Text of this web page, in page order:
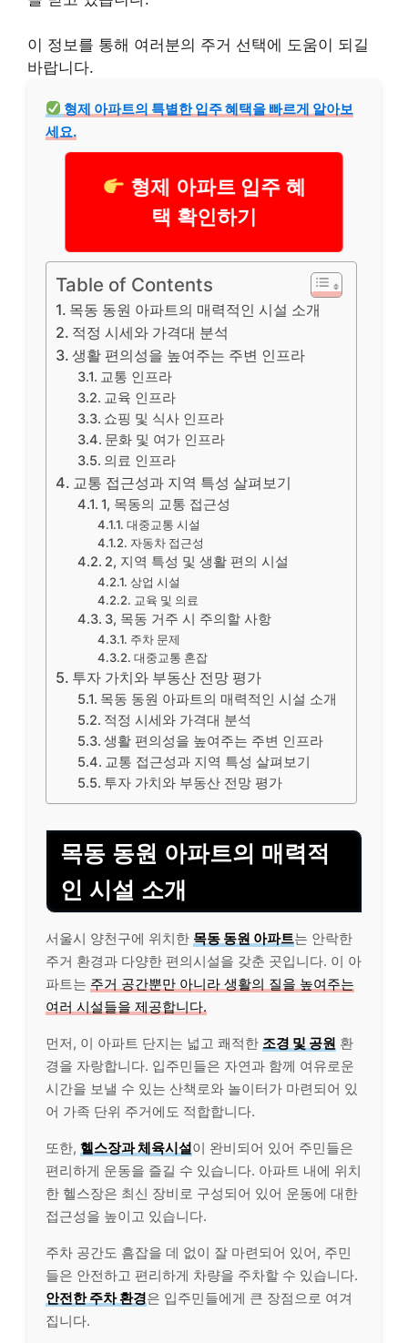
이 정보를 통해 여러분의 주거 선택에 도움이 되길
바랍니다.
형제 아파트의 특별한 입주 혜택을 빠르게 알아보
세요.
형제 아파트 입주 혜
택 확인하기
Table of Contents
목동 동원 아파트의 매력적인 시설 소개
적정 시세와 가격대 분석
생활 편의성을 높여주는 주변 인프라
교통 인프라
교육 인프라
쇼핑 및 식사 인프라
문화 및 여가 인프라
의료 인프라
교통 접근성과 지역 특성 살펴보기
1, 목동의 교통 접근성
대중교통 시설
자동차 접근성
2, 지역 특성 및 생활 편의 시설
상업 시설
교육 및 의료
3, 목동 거주 시 주의할 사항
주차 문제
대중교통 혼잡
투자 가치와 부동산 전망 평가
목동 동원 아파트의 매력적인 시설 소개
적정 시세와 가격대 분석
생활 편의성을 높여주는 주변 인프라
교통 접근성과 지역 특성 살펴보기
투자 가치와 부동산 전망 평가
목동 동원 아파트의 매력적
인 시설 소개
서울시 양천구에 위치한 목동 동원 아파트는 안락한
주거 환경과 다양한 편의시설을 갖춘 곳입니다. 이 아
파트는 주거 공간뿐만 아니라 생활의 질을 높여주는
여러 시설들을 제공합니다.
먼저, 이 아파트 단지는 넓고 쾌적한 조경 및 공원 환
경을 자랑합니다. 입주민들은 자연과 함께 여유로운
시간을 보낼 수 있는 산책로와 놀이터가 마련되어 있
어 가족 단위 주거에도 적합합니다.
또한, 헬스장과 체육시설이 완비되어 있어 주민들은
편리하게 운동을 즐길 수 있습니다. 아파트 내에 위치
한 헬스장은 최신 장비로 구성되어 있어 운동에 대한
접근성을 높이고 있습니다.
주차 공간도 흠잡을 데 없이 잘 마련되어 있어, 주민
들은 안전하고 편리하게 차량을 주차할 수 있습니다.
안전한 주차 환경은 입주민들에게 큰 장점으로 여겨
집니다.